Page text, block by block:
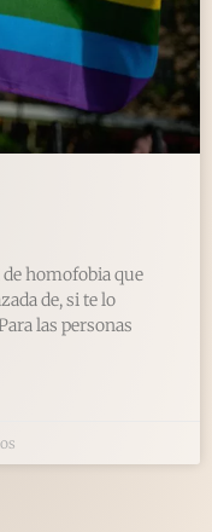
homofobia que
de, si te lo
las personas